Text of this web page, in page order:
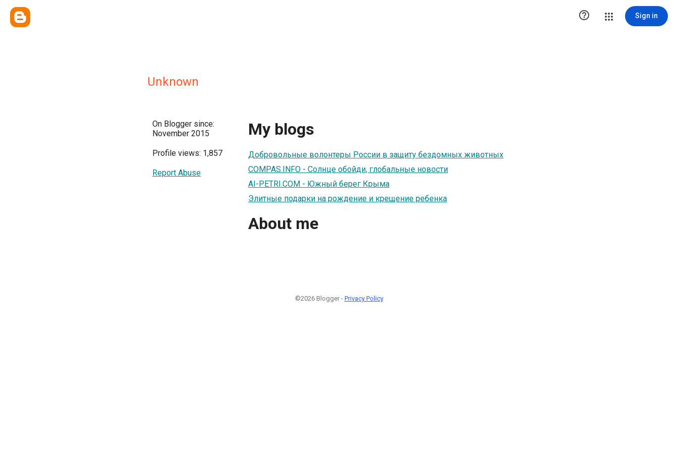
 Sign in
Unknown
On Blogger since:
November 2015
Profile views: 1,857
Report Abuse
My blogs
Добровольные волонтеры России в защиту бездомных животных
COMPAS.INFO - Солнце обойди, глобальные новости
AI-PETRI.COM - Южный берег Крыма
Элитные подарки на рождение и крещение ребенка
About me
©2026 Blogger - Privacy Policy